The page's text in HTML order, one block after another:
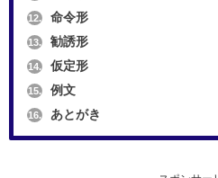
12. 命令形
13. 勧誘形
14. 仮定形
15. 例文
16. あとがき